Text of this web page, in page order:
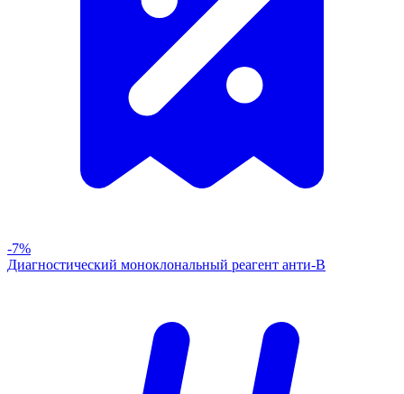
-7%
Диагностический моноклональный реагент анти-В